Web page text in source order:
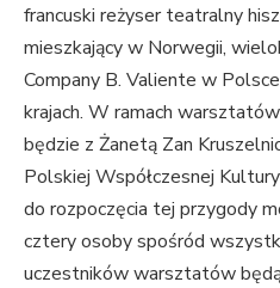
francuski reżyser teatralny
mieszkający w Norwegii,
Company B. Valiente w
krajach. W ramach
będzie z Żanetą Zan
Polskiej Współczesnej
do rozpoczęcia tej przygody
cztery osoby spośród
uczestników warsztatów